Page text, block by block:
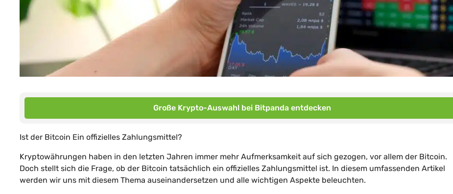
Große Krypto-Auswahl bei Bitpanda entdecken
Ist der Bitcoin Ein offizielles Zahlungsmittel?
Kryptowährungen haben in den letzten Jahren immer mehr Aufmerksamkeit auf sich gezogen, vor allem der Bitcoin.
Doch stellt sich die Frage, ob der Bitcoin tatsächlich ein offizielles Zahlungsmittel ist. In diesem umfassenden Artikel
werden wir uns mit diesem Thema auseinandersetzen und alle wichtigen Aspekte beleuchten.